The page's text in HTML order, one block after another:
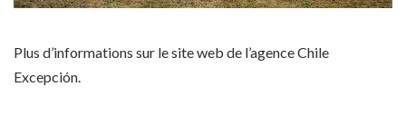
Plus d’informations sur le site web de l’agence Chile
Excepción.